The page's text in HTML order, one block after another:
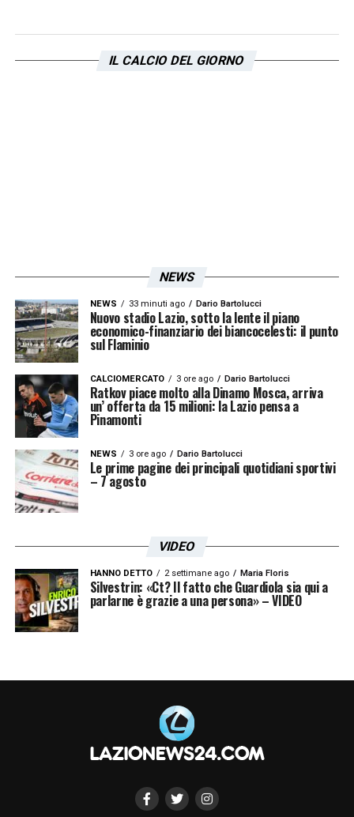
l’Internon sembra intenzionata ad esercitare
il proprio diritto di ricompra a12 milioni di
IL CALCIO DEL GIORNO
NEWS
NEWS 33 minuti ago Dario Bartolucci
Nuovo stadio Lazio, sotto la lente il piano
economico-finanziario dei biancocelesti: il punto
sul Flaminio
CALCIOMERCATO 3 ore ago Dario Bartolucci
Ratkov piace molto alla Dinamo Mosca, arriva
un’ offerta da 15 milioni: la Lazio pensa a
Pinamonti
NEWS 3 ore ago Dario Bartolucci
Le prime pagine dei principali quotidiani sportivi
– 7 agosto
VIDEO
HANNO DETTO 2 settimane ago Maria Floris
Silvestrin: «Ct? Il fatto che Guardiola sia qui a
parlarne è grazie a una persona» – VIDEO